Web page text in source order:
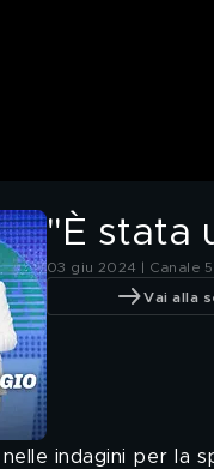
"È stata
03 giu 2024 | Canale 5
Vai alla
indagini per la